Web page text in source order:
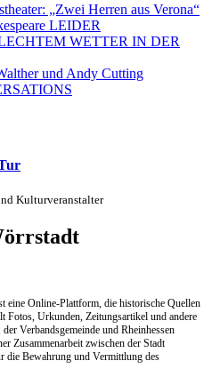
„Zwei Herren aus Verona“
LEIDER
WETTER IN DER
und Andy Cutting
Kulturveranstalter
eine Online-Plattform, die historische Quellen
Fotos, Urkunden, Zeitungsartikel und andere
Verbandsgemeinde und Rheinhessen
Zusammenarbeit zwischen der Stadt
die Bewahrung und Vermittlung des